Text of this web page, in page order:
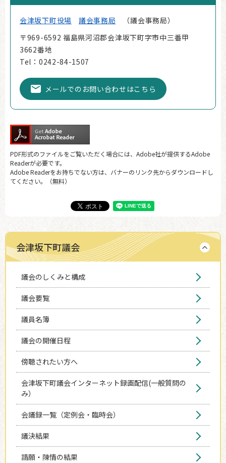
会津坂下町役場 議会事務局
議会事務局
〒969-6592 福島県河沼郡会津坂下町字市中三番甲
3662番地
Tel：0242-84-1507
メールでのお問い合わせはこちら
PDF形式のファイルをご覧いただく場合には、Adobe社が提供するAdobe
Readerが必要です。
Adobe Readerをお持ちでない方は、バナーのリンク先からダウンロードし
てください。（無料）
会津坂下町議会
議会のしくみと構成
議会要覧
議員名簿
議会の開催日程
傍聴されたい方へ
会津坂下町議会インターネット録画配信(一般質問の
み）
会議録一覧（定例会・臨時会）
議決結果
請願・陳情の結果